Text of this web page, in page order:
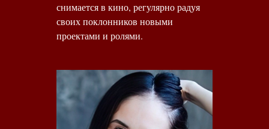
снимается в кино, регулярно радуя
своих поклонников новыми
проектами и ролями.